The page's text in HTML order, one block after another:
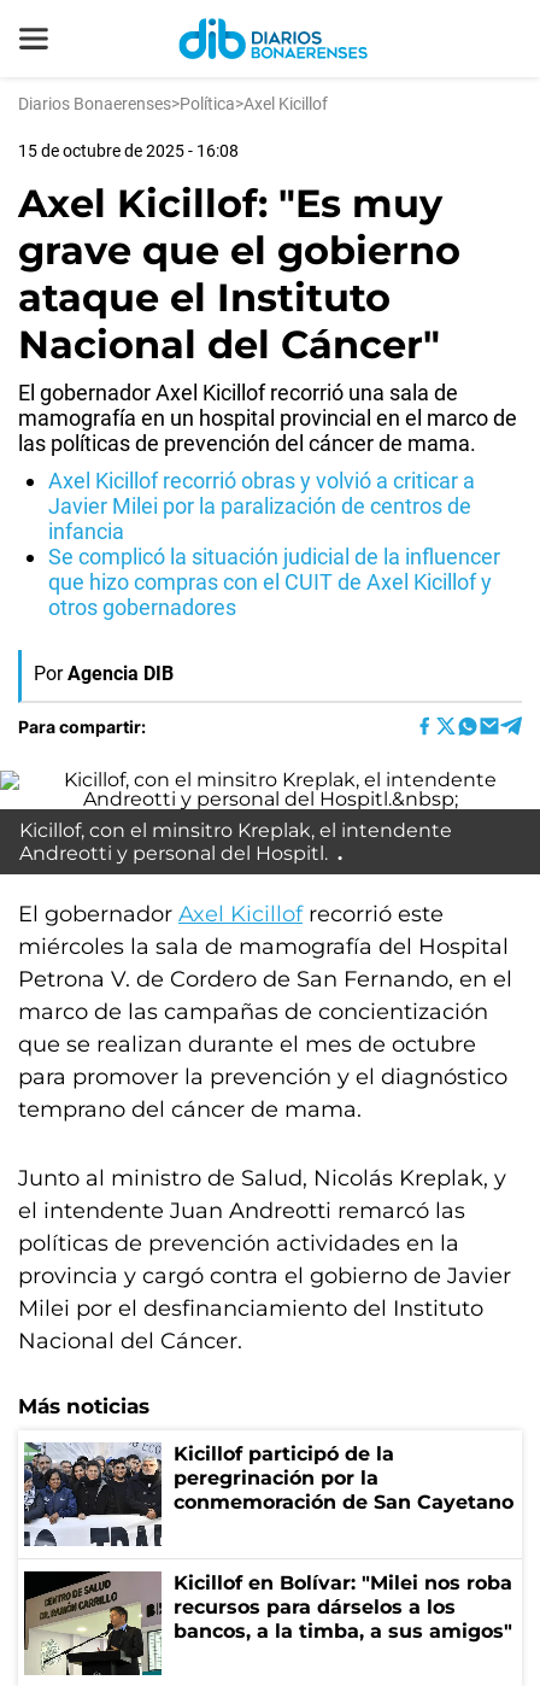
Diarios Bonaerenses>Política>Axel Kicillof
15 de octubre de 2025 - 16:08
Axel Kicillof: "Es muy
grave que el gobierno
ataque el Instituto
Nacional del Cáncer"
El gobernador Axel Kicillof recorrió una sala de
mamografía en un hospital provincial en el marco de
las políticas de prevención del cáncer de mama.
Axel Kicillof recorrió obras y volvió a criticar a
Javier Milei por la paralización de centros de
infancia
Se complicó la situación judicial de la influencer
que hizo compras con el CUIT de Axel Kicillof y
otros gobernadores
Por Agencia DIB
Para compartir:
Kicillof, con el minsitro Kreplak, el intendente
Andreotti y personal del Hospitl.
El gobernador Axel Kicillofrecorrió este
miércoles la sala de mamografía del Hospital
Petrona V. de Cordero de San Fernando, en el
marco de las campañas de concientización
que se realizan durante el mes de octubre
para promover la prevención y el diagnóstico
temprano del cáncer de mama.
Junto al ministro de Salud, Nicolás Kreplak, y
el intendente Juan Andreotti remarcó las
políticas de prevención actividades en la
provincia y cargó contra el gobierno de Javier
Milei por el desfinanciamiento del Instituto
Nacional del Cáncer.
Más noticias
Kicillof participó de la
peregrinación por la
conmemoración de San Cayetano
Kicillof en Bolívar: "Milei nos roba
recursos para dárselos a los
bancos, a la timba, a sus amigos"